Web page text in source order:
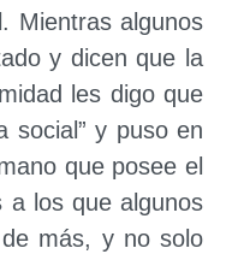
Mientras algunos
y dicen que la
les digo que
social” y puso en
que posee el
a los que algunos
más, y no solo